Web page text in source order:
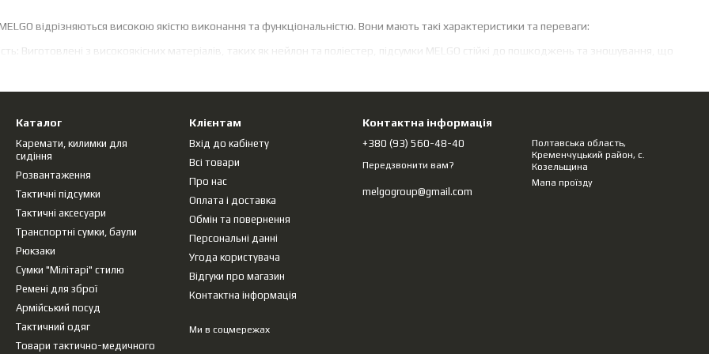
відрізняються високою якістю виконання та функціональністю. Вони мають такі характеристики та переваги:
Виготовлені з високоякісних матеріалів, таких як нейлон та поліестер, підсумки MELGO стійкі до пошкоджень та зношування, що
з яких виготовлені підсумки, захищають вміст від вологи та пилу, що особливо важливо в польових умовах.
MOLLE, підсумки MELGO можна легко інтегрувати в будь-яку модульну систему спорядження, що дозволяє адаптувати його під
MELGO можуть бути використані для широкого спектру завдань, від зберігання документів до транспортування невеликих
Ергономічна конструкція та наявність м'яких підкладок забезпечують комфортне носіння підсумка протягом тривалого часу.
вибору адміністративного підсумка
підсумка необхідно звернути увагу на такі фактори:
бути достатньо містким для розміщення всього необхідного спорядження, але при цьому не занадто громіздким.
кількох відділень різних розмірів дозволяє оптимально організувати простір всередині підсумка.
слід віддавати підсумкам з системою MOLLE, яка забезпечує максимальну універсальність.
Каталог
Каремати, килимки для
сидіння
Розвантаження
Тактичні підсумки
Тактичні аксесуари
Транспортні сумки, баули
Рюкзаки
Сумки "Мілітарі" стилю
Ремені для зброї
Армійський посуд
Тактичний одяг
Товари тактично-медичного
Клієнтам
Вхід до кабінету
Всі товари
Про нас
Оплата і доставка
Обмін та повернення
Персональні данні
Угода користувача
Відгуки про магазин
Контактна інформація
Ми в соцмережах
Контактна інформація
+380 (93) 560-48-40
Передзвонити вам?
melgogroup@gmail.com
Полтавська область,
Кременчуцький район, с.
Козельщина
Мапа проїзду